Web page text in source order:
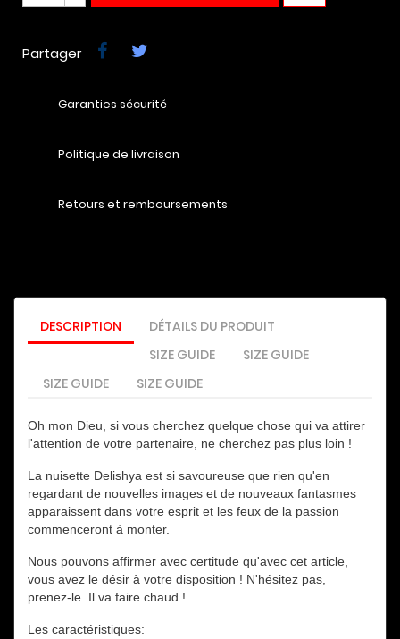
Partager
Garanties sécurité
Politique de livraison
Retours et remboursements
DESCRIPTION
DÉTAILS DU PRODUIT
SIZE GUIDE
SIZE GUIDE
SIZE GUIDE
SIZE GUIDE
Oh mon Dieu, si vous cherchez quelque chose qui va attirer
l'attention de votre partenaire, ne cherchez pas plus loin !
La nuisette Delishya est si savoureuse que rien qu'en
regardant de nouvelles images et de nouveaux fantasmes
apparaissent dans votre esprit et les feux de la passion
commenceront à monter.
Nous pouvons affirmer avec certitude qu'avec cet article,
vous avez le désir à votre disposition ! N'hésitez pas,
prenez-le. Il va faire chaud !
Les caractéristiques: